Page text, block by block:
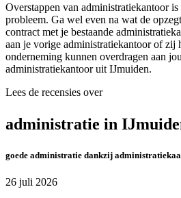
Overstappen van administratiekantoor is
probleem. Ga wel even na wat de
contract met je bestaande
aan je vorige administratiekantoor of zij
onderneming kunnen overdragen aan
administratiekantoor uit IJmuiden.
Lees de recensies over
administratie in
goede administratie dankzij
26 juli 2026